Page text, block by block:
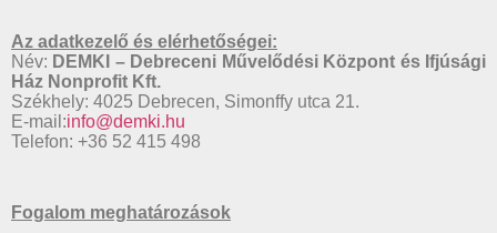
Az adatkezelő és elérhetőségei:
Név: DEMKI – Debreceni Művelődési Központ és Ifjúsági
Ház Nonprofit Kft.
Székhely: 4025 Debrecen, Simonffy utca 21.
E-mail:info@demki.hu
Telefon: +36 52 415 498
Fogalom meghatározások